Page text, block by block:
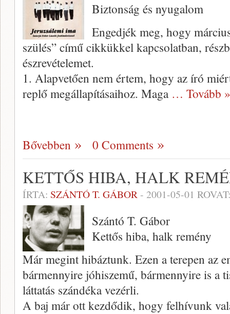
Biztonság és nyugalom
Engedjék meg, hogy
szülés” című cikkükkel kapcsolatban,
észrevételemet.
1. Alapvetően nem értem, hogy az író
replő megállapításaihoz. Maga … Tovább »
Bővebben 0 Comments
KETTŐS HIBA, HALK
ÍRTA: SZÁNTÓ T. GÁBOR- 2001-05-01
Szántó T. Gábor
Kettős hiba, halk remény
Már megint hibáztunk. Ezen a te­repen az
bármennyire jóhi­szemű, bármennyire is a
láttatás szándéka ve­zérli.
A baj már ott kezdődik, hogy felhí­vunk